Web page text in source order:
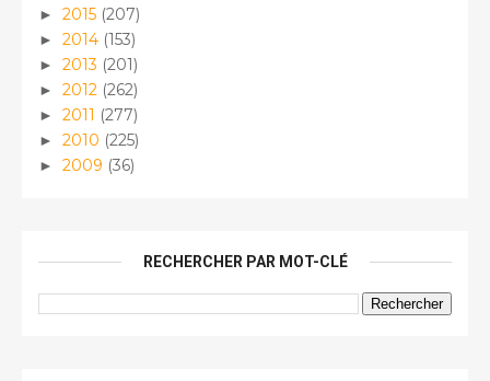
► 2015 (207)
► 2014 (153)
► 2013 (201)
► 2012 (262)
► 2011 (277)
► 2010 (225)
► 2009 (36)
RECHERCHER PAR MOT-CLÉ